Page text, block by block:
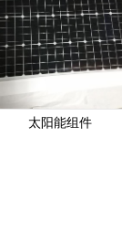
太阳能组件